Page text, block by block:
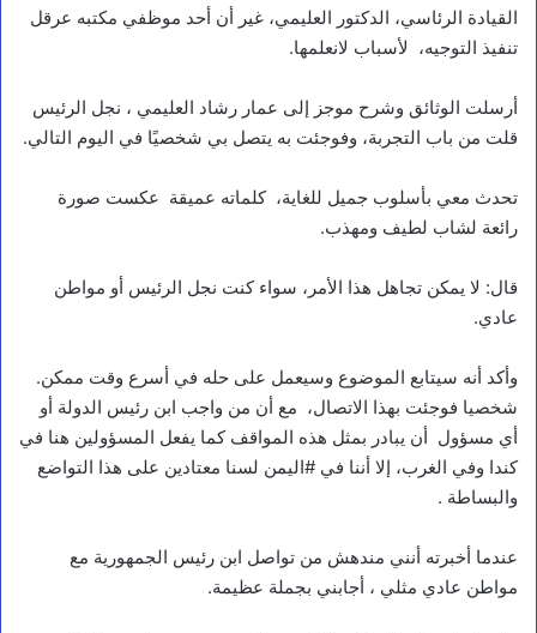
القيادة الرئاسي، الدكتور العليمي، غير أن أحد موظفي مكتبه عرقل
تنفيذ التوجيه، لأسباب لانعلمها.
أرسلت الوثائق وشرح موجز إلى عمار رشاد العليمي ، نجل الرئيس
قلت من باب التجربة، وفوجئت به يتصل بي شخصيًا في اليوم التالي.
تحدث معي بأسلوب جميل للغاية، كلماته عميقة عكست صورة
رائعة لشاب لطيف ومهذب.
قال: لا يمكن تجاهل هذا الأمر، سواء كنت نجل الرئيس أو مواطن
عادي.
وأكد أنه سيتابع الموضوع وسيعمل على حله في أسرع وقت ممكن.
شخصيا فوجئت بهذا الاتصال، مع أن من واجب ابن رئيس الدولة أو
أي مسؤول أن يبادر بمثل هذه المواقف كما يفعل المسؤولين هنا في
كندا وفي الغرب، إلا أننا في #اليمن لسنا معتادين على هذا التواضع
والبساطة .
عندما أخبرته أنني مندهش من تواصل ابن رئيس الجمهورية مع
مواطن عادي مثلي ، أجابني بجملة عظيمة.